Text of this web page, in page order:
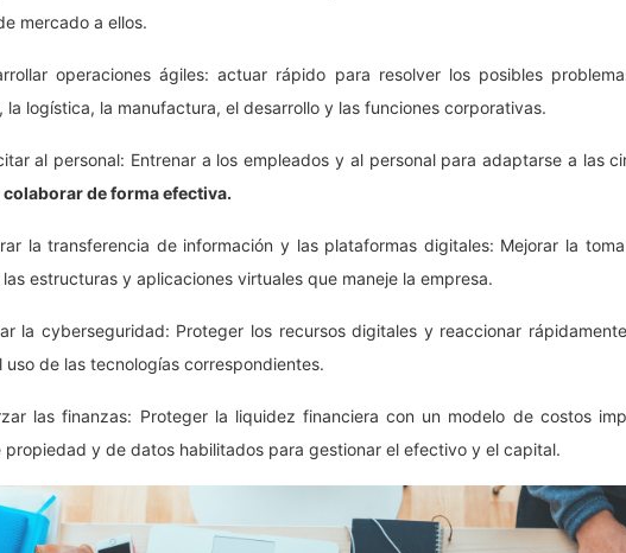
mercado a ellos.
operaciones ágiles: actuar rápido para resolver los posibles
la logística, la manufactura, el desarrollo y las funciones corporativas.
al personal: Entrenar a los empleados y al personal para adaptarse a las
de forma efectiva.
la transferencia de información y las plataformas digitales: Mejorar la
estructuras y aplicaciones virtuales que maneje la empresa.
la cyberseguridad: Proteger los recursos digitales y reaccionar
uso de las tecnologías correspondientes.
las finanzas: Proteger la liquidez financiera con un modelo de costos
propiedad y de datos habilitados para gestionar el efectivo y el capital.